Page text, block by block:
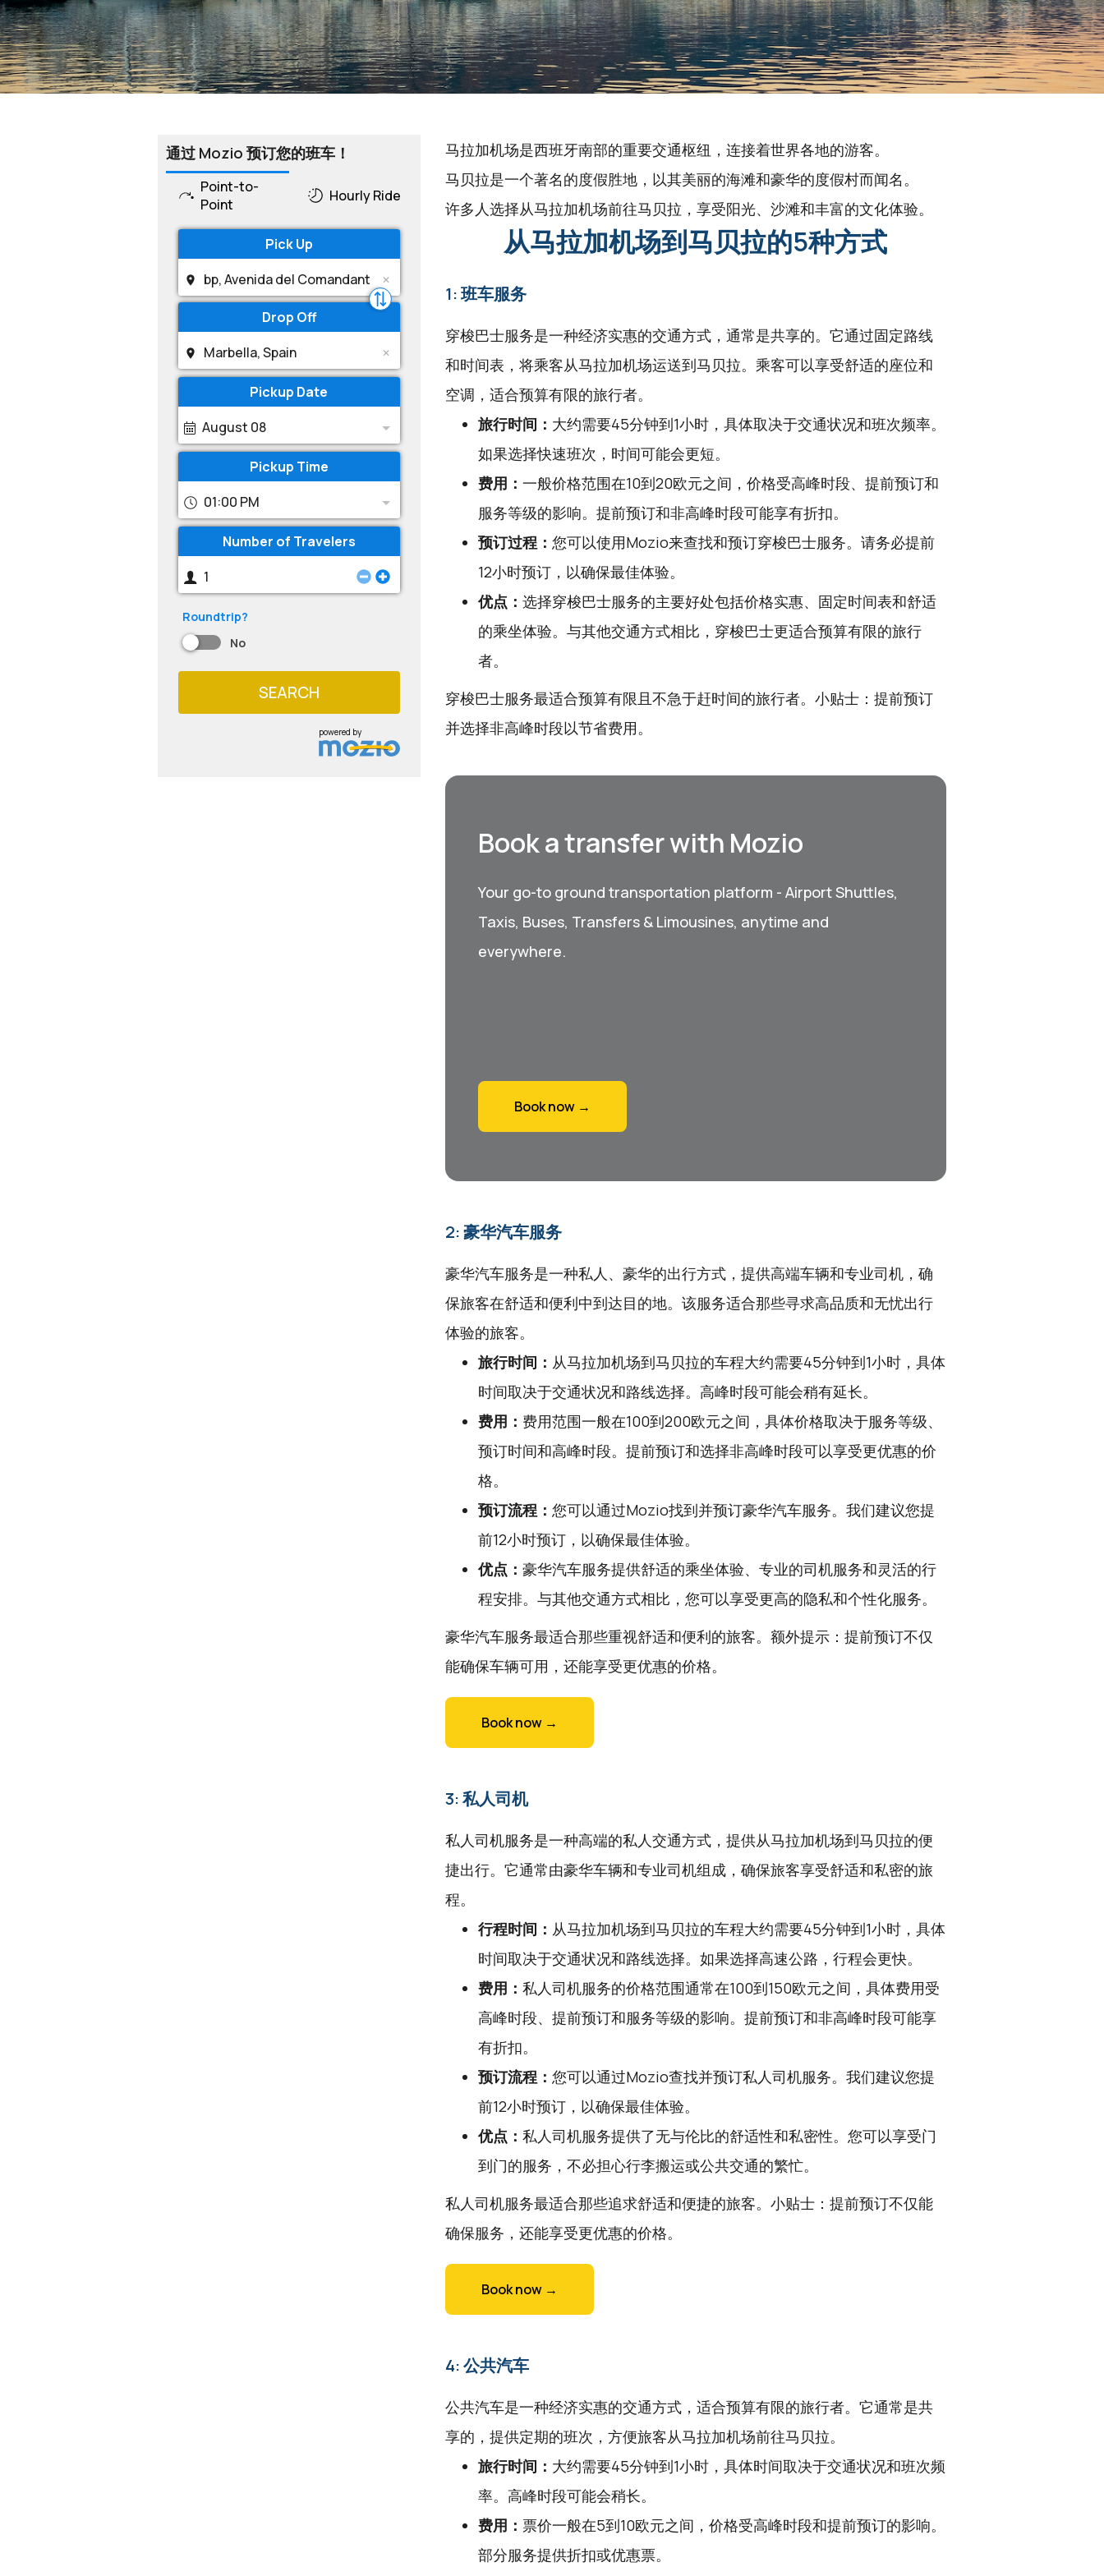
通过 Mozio 预订您的班车！
Point-to-
Point
Hourly Ride
Pick Up
Drop Off
Pickup Date
August 08
Pickup Time
01:00 PM
Number of Travelers
Roundtrip?
No
SEARCH
powered by
马拉加机场是西班牙南部的重要交通枢纽，连接着世界各地的游客。
马贝拉是一个著名的度假胜地，以其美丽的海滩和豪华的度假村而闻名。
许多人选择从马拉加机场前往马贝拉，享受阳光、沙滩和丰富的文化体验。
从马拉加机场到马贝拉的5种方式
1: 班车服务
穿梭巴士服务是一种经济实惠的交通方式，通常是共享的。它通过固定路线
和时间表，将乘客从马拉加机场运送到马贝拉。乘客可以享受舒适的座位和
空调，适合预算有限的旅行者。
旅行时间： 大约需要45分钟到1小时，具体取决于交通状况和班次频率。
如果选择快速班次，时间可能会更短。
费用： 一般价格范围在10到20欧元之间，价格受高峰时段、提前预订和
服务等级的影响。提前预订和非高峰时段可能享有折扣。
预订过程： 您可以使用Mozio来查找和预订穿梭巴士服务。请务必提前
12小时预订，以确保最佳体验。
优点： 选择穿梭巴士服务的主要好处包括价格实惠、固定时间表和舒适
的乘坐体验。与其他交通方式相比，穿梭巴士更适合预算有限的旅行
者。
穿梭巴士服务最适合预算有限且不急于赶时间的旅行者。小贴士：提前预订
并选择非高峰时段以节省费用。
Book a transfer with Mozio
Your go-to ground transportation platform - Airport Shuttles,
Taxis, Buses, Transfers & Limousines, anytime and
everywhere.
Book now →
2: 豪华汽车服务
豪华汽车服务是一种私人、豪华的出行方式，提供高端车辆和专业司机，确
保旅客在舒适和便利中到达目的地。该服务适合那些寻求高品质和无忧出行
体验的旅客。
旅行时间： 从马拉加机场到马贝拉的车程大约需要45分钟到1小时，具体
时间取决于交通状况和路线选择。高峰时段可能会稍有延长。
费用： 费用范围一般在100到200欧元之间，具体价格取决于服务等级、
预订时间和高峰时段。提前预订和选择非高峰时段可以享受更优惠的价
格。
预订流程： 您可以通过Mozio找到并预订豪华汽车服务。我们建议您提
前12小时预订，以确保最佳体验。
优点： 豪华汽车服务提供舒适的乘坐体验、专业的司机服务和灵活的行
程安排。与其他交通方式相比，您可以享受更高的隐私和个性化服务。
豪华汽车服务最适合那些重视舒适和便利的旅客。额外提示：提前预订不仅
能确保车辆可用，还能享受更优惠的价格。
Book now →
3: 私人司机
私人司机服务是一种高端的私人交通方式，提供从马拉加机场到马贝拉的便
捷出行。它通常由豪华车辆和专业司机组成，确保旅客享受舒适和私密的旅
程。
行程时间： 从马拉加机场到马贝拉的车程大约需要45分钟到1小时，具体
时间取决于交通状况和路线选择。如果选择高速公路，行程会更快。
费用： 私人司机服务的价格范围通常在100到150欧元之间，具体费用受
高峰时段、提前预订和服务等级的影响。提前预订和非高峰时段可能享
有折扣。
预订流程： 您可以通过Mozio查找并预订私人司机服务。我们建议您提
前12小时预订，以确保最佳体验。
优点： 私人司机服务提供了无与伦比的舒适性和私密性。您可以享受门
到门的服务，不必担心行李搬运或公共交通的繁忙。
私人司机服务最适合那些追求舒适和便捷的旅客。小贴士：提前预订不仅能
确保服务，还能享受更优惠的价格。
Book now →
4: 公共汽车
公共汽车是一种经济实惠的交通方式，适合预算有限的旅行者。它通常是共
享的，提供定期的班次，方便旅客从马拉加机场前往马贝拉。
旅行时间： 大约需要45分钟到1小时，具体时间取决于交通状况和班次频
率。高峰时段可能会稍长。
费用： 票价一般在5到10欧元之间，价格受高峰时段和提前预订的影响。
部分服务提供折扣或优惠票。